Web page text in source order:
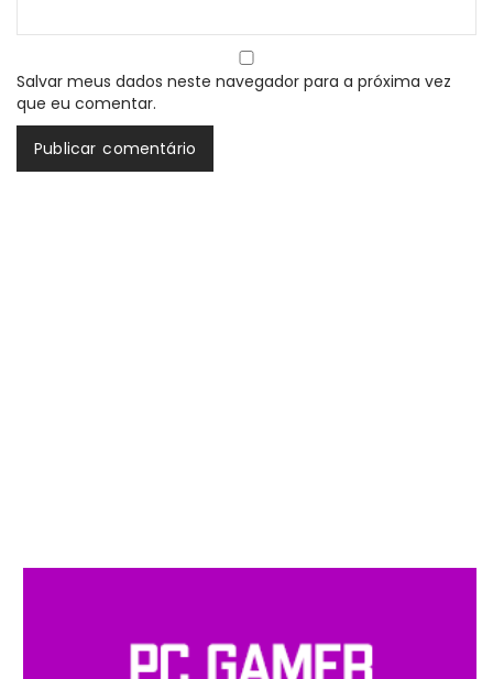
Salvar meus dados neste navegador para a próxima vez
que eu comentar.